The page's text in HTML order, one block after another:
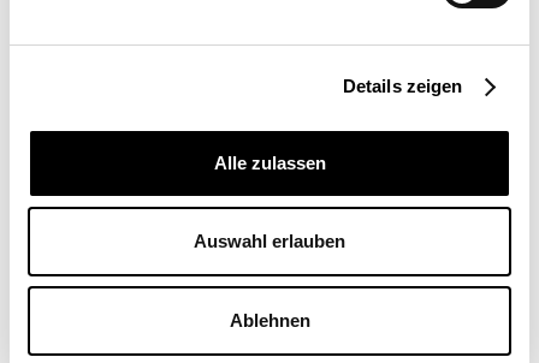
Details zeigen
Alle zulassen
Auswahl erlauben
Ablehnen